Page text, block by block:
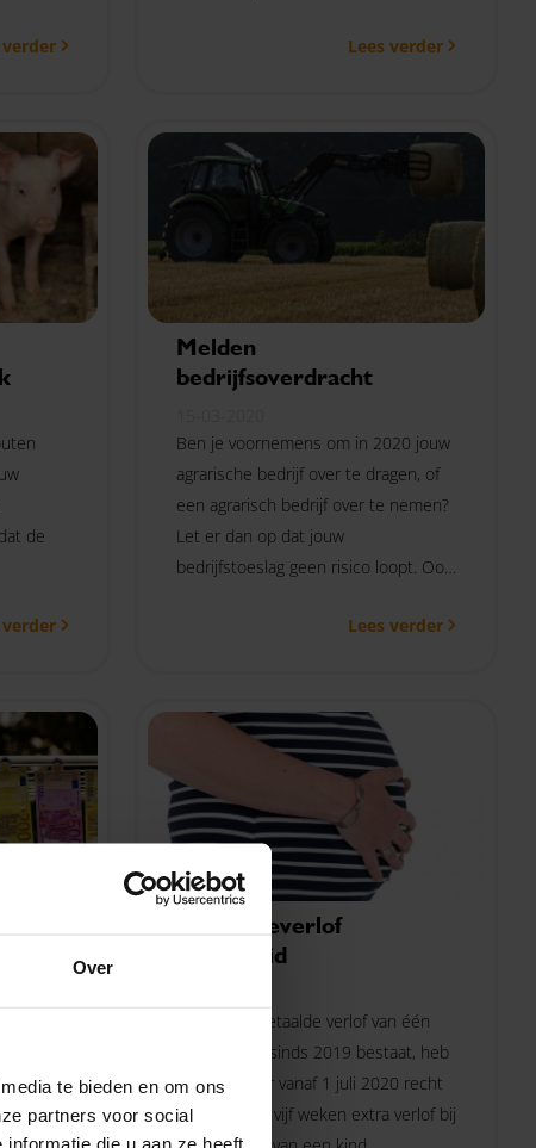
Over
te bieden en om ons
partners voor social
die u aan ze heeft
verder Lees verder
de
uw
verder
Melden
bedrijfsoverdracht
Ben je voornemens om in 2020 jouw
agrarische bedrijf over te dragen, of
een agrarisch bedrijf over te nemen?
Let er dan op dat jouw
bedrijfstoeslag geen risico loopt. Ook
Lees verder
neemt
Geboorteverlof
uitgebreid
Boven het betaalde verlof van één
week, dat al sinds 2019 bestaat, heb
je als partner vanaf 1 juli 2020 recht
op maximaal vijf weken extra verlof bij